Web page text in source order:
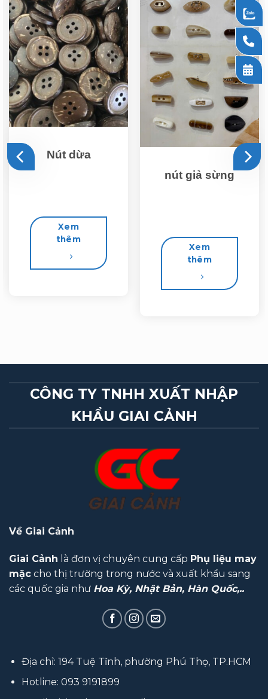
Nút dừa
Xem
thêm
nút giả sừng
Xem
thêm
CÔNG TY TNHH XUẤT NHẬP
KHẨU GIAI CẢNH
Về Giai Cảnh
Giai Cảnh là đơn vị chuyên cung cấp Phụ liệu may
mặc cho thị trường trong nước và xuất khẩu sang
các quốc gia như Hoa Kỳ, Nhật Bản, Hàn Quốc,..
Địa chỉ: 194 Tuệ Tĩnh, phường Phú Thọ, TP.HCM
Hotline: 093 9191899